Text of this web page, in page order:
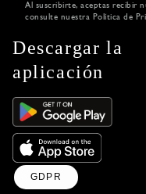
Al suscribirte, aceptas recibir
consulte nuestra Política de
Descargar la
aplicación
GDPR